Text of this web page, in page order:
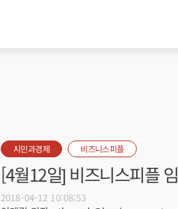
시민과경제 비즈니스피플
[4월12일] 비즈니스피플
2018-04-12 10:08:53